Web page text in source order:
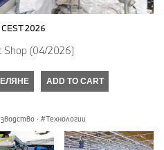
2026
Shop (04/2026)
ADD TO CART
· Технологии